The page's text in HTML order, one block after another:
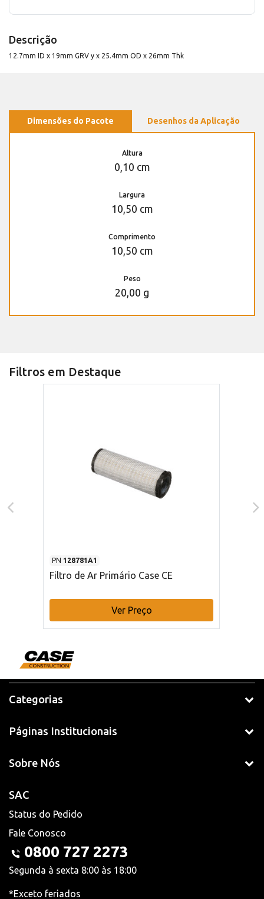
Descrição
12.7mm ID x 19mm GRV y x 25.4mm OD x 26mm Thk
Dimensões do Pacote Desenhos da Aplicação
Altura
0,10 cm
Largura
10,50 cm
Comprimento
10,50 cm
Peso
20,00 g
Filtros em Destaque
PN 128781A1
Filtro de Ar Primário Case CE
Ver Preço
Categorias
Páginas Institucionais
Sobre Nós
SAC
Status do Pedido
Fale Conosco
0800 727 2273
Segunda à sexta 8:00 às 18:00
*Exceto feriados